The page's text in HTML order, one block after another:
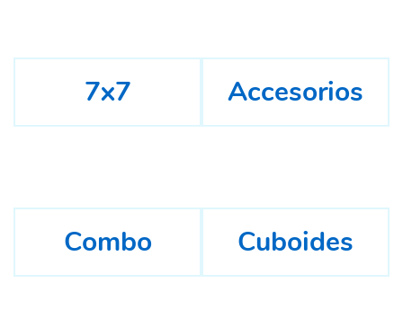
7x7 Accesorios
Combo Cuboides